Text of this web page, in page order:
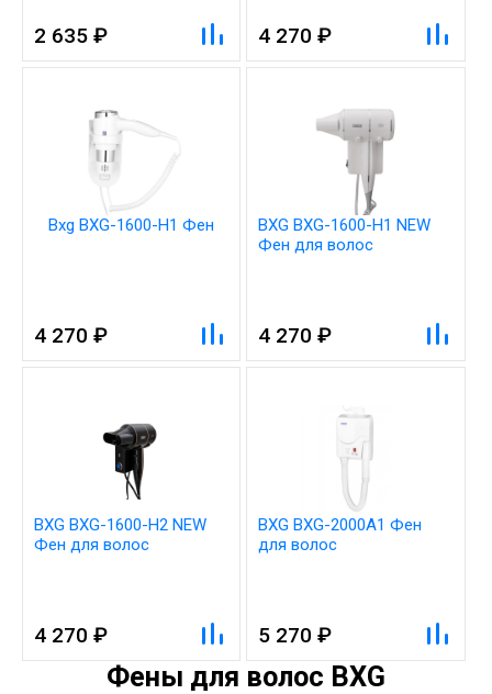
2 635 ₽ 4 270 ₽
Bxg BXG-1600-H1 Фен
4 270 ₽
BXG BXG-1600-H1 NEW
Фен для волос
4 270 ₽
BXG BXG-1600-H2 NEW
Фен для волос
4 270 ₽
BXG BXG-2000A1 Фен
для волос
5 270 ₽
Фены для волос BXG